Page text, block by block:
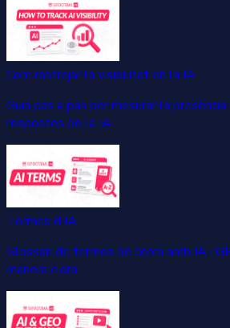
Com rastrejar la visibilitat en la IA
Guia pas a pas per mesurar la
respostes de la IA.
Termes d'IA
Glossari de termes de cerca amb IA i
manera clara.